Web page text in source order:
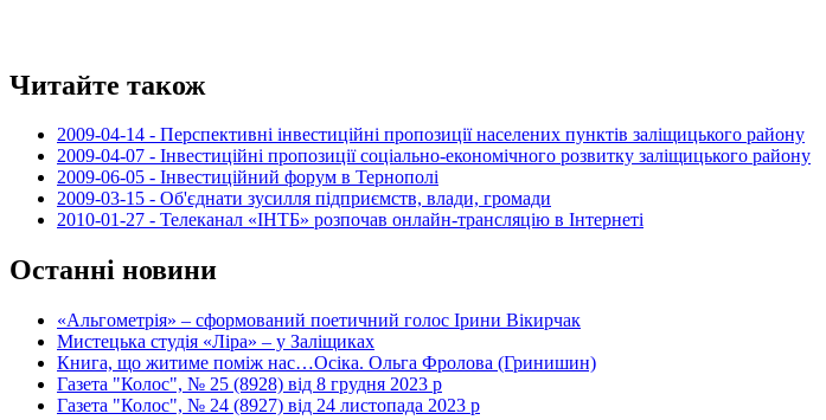
Читайте також
2009-04-14 - Перспективні інвестиційні пропозиції населених пунктів заліщицького району
2009-04-07 - Інвестиційні пропозиції соціально-економічного розвитку заліщицького району
2009-06-05 - Інвестиційний форум в Тернополі
2009-03-15 - Об'єднати зусилля підприємств, влади, громади
2010-01-27 - Телеканал «ІНТБ» розпочав онлайн-трансляцію в Інтернеті
Останні новини
«Альгометрія» – сформований поетичний голос Ірини Вікирчак
Мистецька студія «Ліра» – у Заліщиках
Книга, що житиме поміж нас…Осіка. Ольга Фролова (Гринишин)
Газета "Колос", № 25 (8928) від 8 грудня 2023 р
Газета "Колос", № 24 (8927) від 24 листопада 2023 р